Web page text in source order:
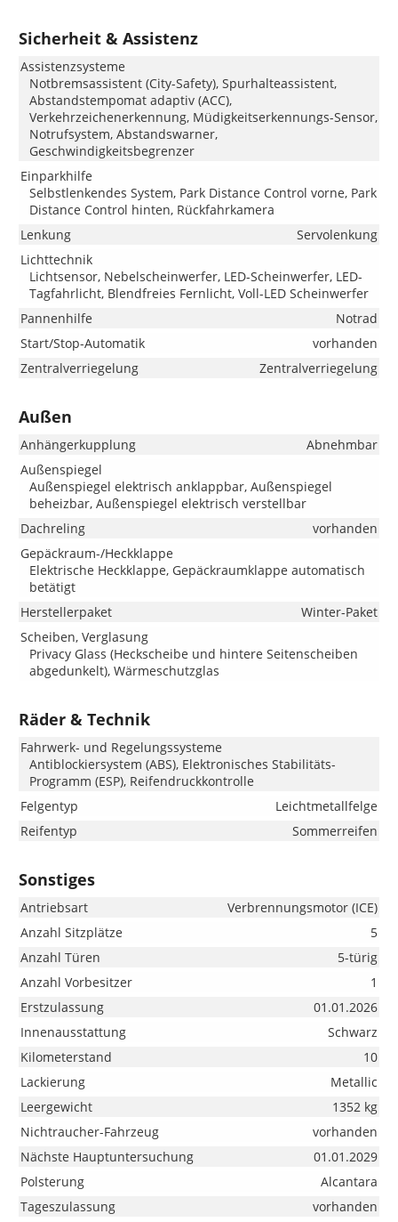
Sicherheit & Assistenz
Assistenzsysteme
Notbremsassistent (City-Safety), Spurhalteassistent,
Abstandstempomat adaptiv (ACC),
Verkehrzeichenerkennung, Müdigkeitserkennungs-Sensor,
Notrufsystem, Abstandswarner,
Geschwindigkeitsbegrenzer
Einparkhilfe
Selbstlenkendes System, Park Distance Control vorne, Park
Distance Control hinten, Rückfahrkamera
Lenkung
Servolenkung
Lichttechnik
Lichtsensor, Nebelscheinwerfer, LED-Scheinwerfer, LED-
Tagfahrlicht, Blendfreies Fernlicht, Voll-LED Scheinwerfer
Pannenhilfe
Notrad
Start/Stop-Automatik
vorhanden
Zentralverriegelung
Zentralverriegelung
Außen
Anhängerkupplung
Abnehmbar
Außenspiegel
Außenspiegel elektrisch anklappbar, Außenspiegel
beheizbar, Außenspiegel elektrisch verstellbar
Dachreling
vorhanden
Gepäckraum-/Heckklappe
Elektrische Heckklappe, Gepäckraumklappe automatisch
betätigt
Herstellerpaket
Winter-Paket
Scheiben, Verglasung
Privacy Glass (Heckscheibe und hintere Seitenscheiben
abgedunkelt), Wärmeschutzglas
Räder & Technik
Fahrwerk- und Regelungssysteme
Antiblockiersystem (ABS), Elektronisches Stabilitäts-
Programm (ESP), Reifendruckkontrolle
Felgentyp
Leichtmetallfelge
Reifentyp
Sommerreifen
Sonstiges
Antriebsart
Verbrennungsmotor (ICE)
Anzahl Sitzplätze
5
Anzahl Türen
5-türig
Anzahl Vorbesitzer
1
Erstzulassung
01.01.2026
Innenausstattung
Schwarz
Kilometerstand
10
Lackierung
Metallic
Leergewicht
1352 kg
Nichtraucher-Fahrzeug
vorhanden
Nächste Hauptuntersuchung
01.01.2029
Polsterung
Alcantara
Tageszulassung
vorhanden